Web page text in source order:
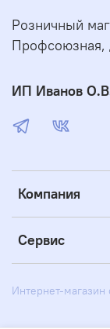
Компания
Сервис
Розничный
Профсоюзная,
ИП Иванов
Интернет-магазин